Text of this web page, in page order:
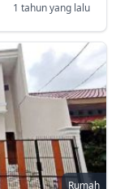
1 tahun yang lalu
Rumah